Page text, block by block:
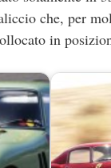
che, per
in